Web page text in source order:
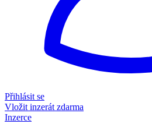
Přihlásit se
Vložit inzerát zdarma
Inzerce